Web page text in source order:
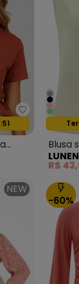
Rovitex -
Blusa
R$
NEW
-60%